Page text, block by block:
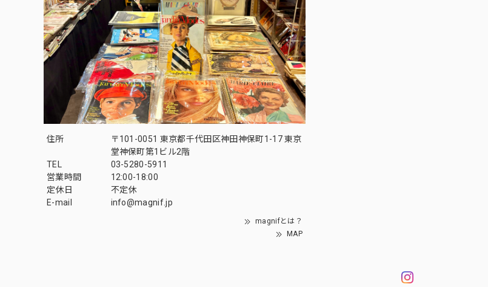
住所
〒101-0051 東京都千代田区神田神保町1-17 東京
堂神保町第1ビル2階
TEL
03-5280-5911
営業時間
12:00-18:00
定休日
不定休
E-mail
info@magnif.jp
magnifとは？
MAP